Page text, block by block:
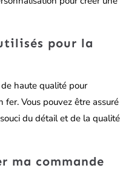
pour créer une
pour la
haute qualité pour
Vous pouvez être assuré
du détail et de la qualité
ma commande